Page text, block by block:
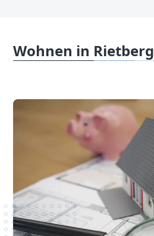
Wohnen in Rietberg